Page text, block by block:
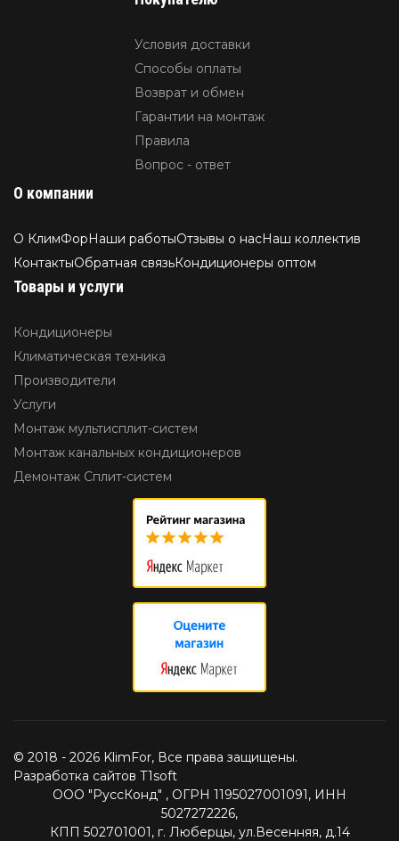
Условия доставки
Способы оплаты
Возврат и обмен
Гарантии на монтаж
Правила
Вопрос - ответ
О компании
О КлимФорНаши работыОтзывы о насНаш коллектив
КонтактыОбратная связьКондиционеры оптом
Товары и услуги
Кондиционеры
Климатическая техника
Производители
Услуги
Монтаж мультисплит-систем
Монтаж канальных кондиционеров
Демонтаж Сплит-систем
© 2018 - 2026 KlimFor, Все права защищены.
Разработка сайтов T1soft
ООО "РуссКонд" , ОГРН 1195027001091, ИНН
5027272226,
КПП 502701001, г. Люберцы, ул.Весенняя, д.14